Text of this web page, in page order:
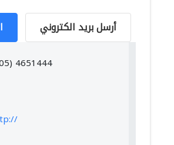
أرسل بريد الكتروني
4651444